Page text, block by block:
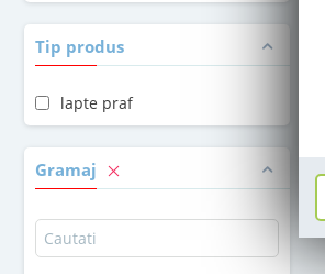
Tip produs
lapte praf
Gramaj